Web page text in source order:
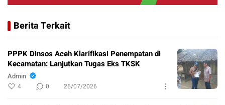
Berita Terkait
PPPK Dinsos Aceh Klarifikasi Penempatan di
Kecamatan: Lanjutkan Tugas Eks TKSK
Admin
4 0 26/07/2026